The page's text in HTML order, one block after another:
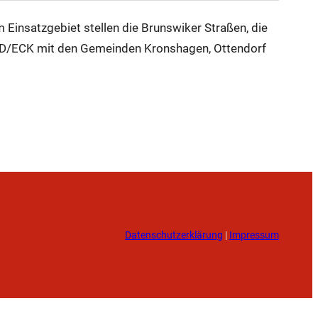
Einsatzgebiet stellen die Brunswiker Straßen, die
ECK mit den Gemeinden Kronshagen, Ottendorf
Datenschutzerklärung | Impressum